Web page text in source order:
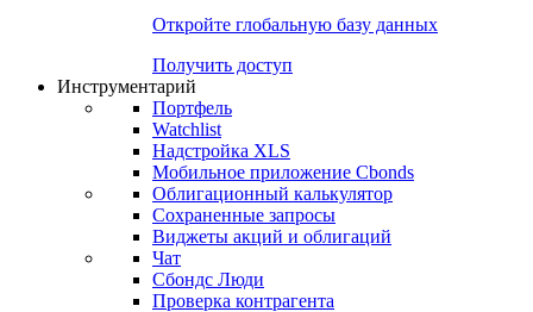
Откройте глобальную базу данных
Получить доступ
Инструментарий
Портфель
Watchlist
Надстройка XLS
Мобильное приложение Cbonds
Облигационный калькулятор
Сохраненные запросы
Виджеты акций и облигаций
Чат
Сбондс Люди
Проверка контрагента